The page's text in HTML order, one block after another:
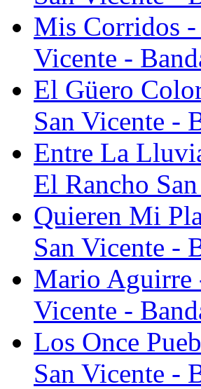
Mis Corridos
Vicente -
El Güero
San Vicente -
Entre La
El Rancho
Quieren Mi
San Vicente -
Mario Aguirre
Vicente -
Los Once
San Vicente -